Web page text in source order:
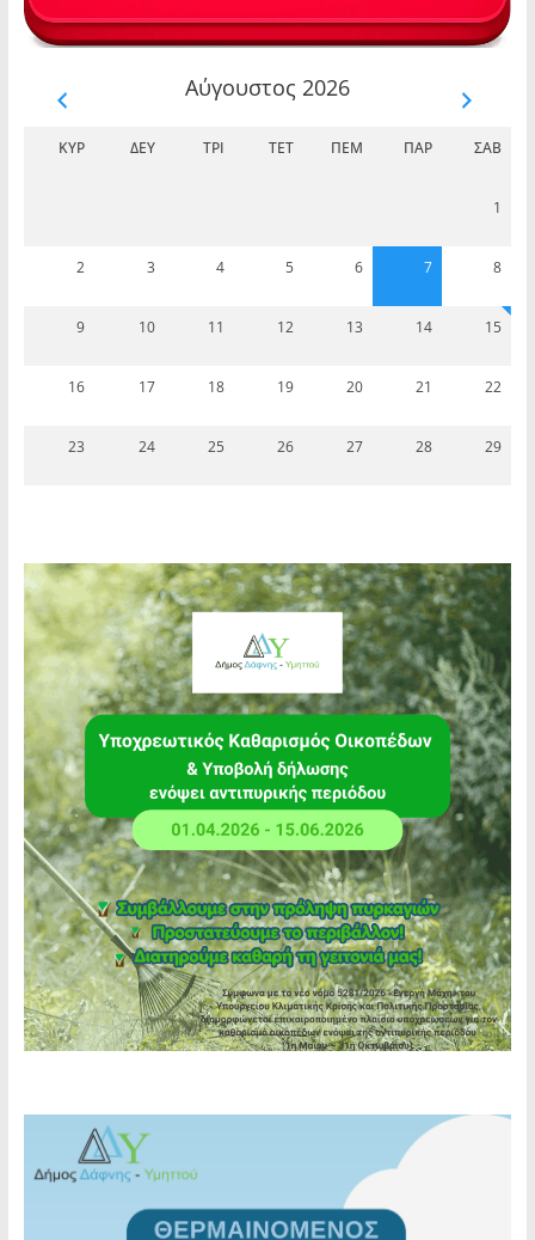
Αύγουστος 2026
ΚΥΡ ΔΕΥ ΤΡΊ ΤΕΤ ΠΈΜ ΠΑΡ ΣΆΒ
1
2 3 4 5 6 7 8
9 10 11 12 13 14 15
16 17 18 19 20 21 22
23 24 25 26 27 28 29